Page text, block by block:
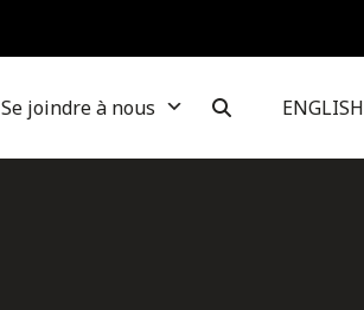
Se joindre à nous ENGLISH